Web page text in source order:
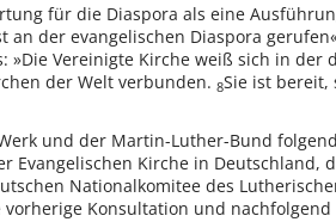
für die Diaspora als eine
der evangelischen Diaspora
»Die Vereinigte Kirche weiß sich in der
der Welt verbunden. 8Sie ist bereit,
und der Martin-Luther-Bund
Evangelischen Kirche in Deutschland,
Nationalkomitee des
Konsultation und